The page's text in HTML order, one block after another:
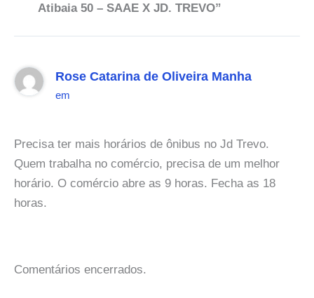
Atibaia 50 – SAAE X JD. TREVO”
Rose Catarina de Oliveira Manha
em
Precisa ter mais horários de ônibus no Jd Trevo.
Quem trabalha no comércio, precisa de um melhor
horário. O comércio abre as 9 horas. Fecha as 18
horas.
Comentários encerrados.